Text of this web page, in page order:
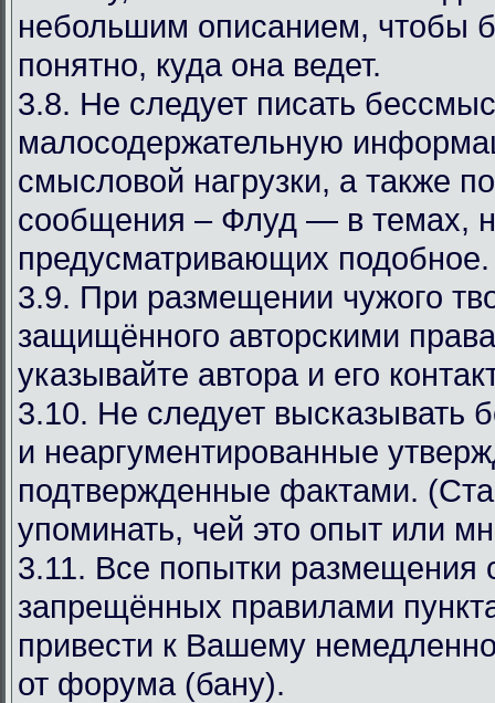
небольшим описанием, чтобы
понятно, куда она ведет.
3.8. Не следует писать
малосодержательную
смысловой нагрузки, а также
сообщения – Флуд — в темах,
предусматривающих подобное.
3.9. При размещении чужого
защищённого авторскими
указывайте автора и его
3.10. Не следует высказывать
и неаргументированные
подтвержденные фактами.
упоминать, чей это опыт или
3.11. Все попытки размещения
запрещённых правилами
привести к Вашему
от форума (бану).